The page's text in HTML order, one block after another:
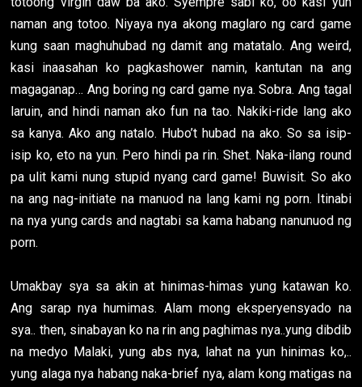
naman ang totoo. Niyaya nya akong maglaro ng card game
kung saan maghuhubad ng damit ang matatalo. Ang weird,
kasi inaasahan ko pagkashower namin, kantutan na ang
magaganap… Ang boring ng card game nya. Sobra. Ang tagal
laruin, and hindi naman ako fun na tao. Nakiki-ride lang ako
sa kanya. Ako ang natalo. Hubo’t hubad na ako. So sa isip-
isip ko, eto na yun. Pero hindi pa rin. Shet. Naka-ilang round
pa ulit kami nung stupid nyang card game! Buwisit. So ako
na ang nag-initiate na manuod na lang kami ng porn. Itinabi
na nya yung cards and nagtabi sa kama habang nanunuod ng
porn.
Umakbay sya sa akin at hinimas-himas yung katawan ko.
Ang sarap nya humimas. Alam mong eksperyensyado na
sya.. then, sinabayan ko na rin ang paghimas nya..yung dibdib
na medyo Malaki, yung abs nya, lahat na yun hinimas ko,..
yung alaga nya habang naka-brief nya, alam kong matigas na